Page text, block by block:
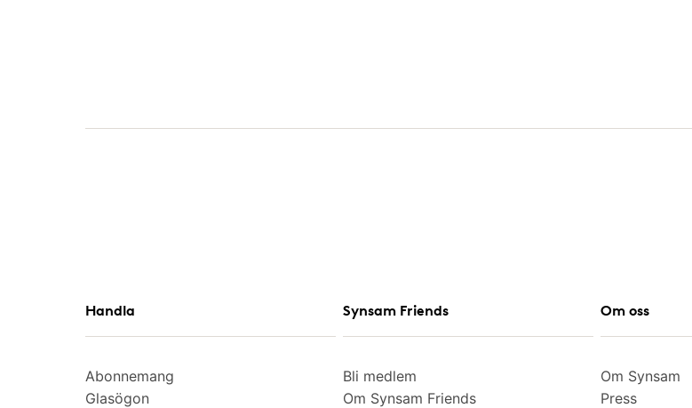
Handla
Abonnemang
Glasögon
Synsam Friends
Bli medlem
Om Synsam Friends
Om oss
Om Synsam
Press